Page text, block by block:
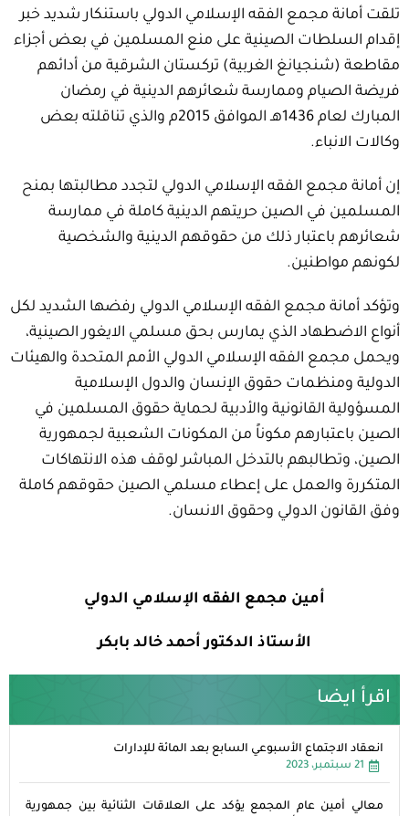
تلقت أمانة مجمع الفقه الإسلامي الدولي باستنكار شديد خبر
إقدام السلطات الصينية على منع المسلمين في بعض أجزاء
مقاطعة (شنجيانغ الغربية) تركستان الشرقية من أدائهم
فريضة الصيام وممارسة شعائرهم الدينية في رمضان
المبارك لعام 1436هـ الموافق 2015م والذي تناقلته بعض
وكالات الانباء.
إن أمانة مجمع الفقه الإسلامي الدولي لتجدد مطالبتها بمنح
المسلمين في الصين حريتهم الدينية كاملة في ممارسة
شعائرهم باعتبار ذلك من حقوقهم الدينية والشخصية
لكونهم مواطنين.
وتؤكد أمانة مجمع الفقه الإسلامي الدولي رفضها الشديد لكل
أنواع الاضطهاد الذي يمارس بحق مسلمي الايغور الصينية،
ويحمل مجمع الفقه الإسلامي الدولي الأمم المتحدة والهيئات
الدولية ومنظمات حقوق الإنسان والدول الإسلامية
المسؤولية القانونية والأدبية لحماية حقوق المسلمين في
الصين باعتبارهم مكوناً من المكونات الشعبية لجمهورية
الصين، وتطالبهم بالتدخل المباشر لوقف هذه الانتهاكات
المتكررة والعمل على إعطاء مسلمي الصين حقوقهم كاملة
وفق القانون الدولي وحقوق الانسان.
أمين مجمع الفقه الإسلامي الدولي
الأستاذ الدكتور أحمد خالد بابكر
اقرأ ايضا
انعقاد الاجتماع الأسبوعي السابع بعد المائة للإدارات
21 سبتمبر، 2023
معالي أمين عام المجمع يؤكد على العلاقات الثنائية بين جمهورية